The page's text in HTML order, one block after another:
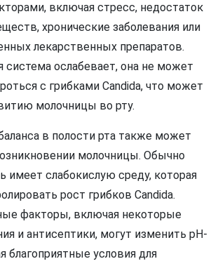
включая стресс, недостаток
хронические заболевания или
лекарственных препаратов.
система ослабевает, она не может
с грибками Candida, что может
молочницы во рту.
в полости рта также может
молочницы. Обычно
имеет слабокислую среду, которая
рост грибков Candida.
факторы, включая некоторые
и антисептики, могут изменить рН-
благоприятные условия для